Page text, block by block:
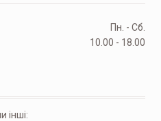
Пн. - Сб.
10.00 - 18.00
інші: